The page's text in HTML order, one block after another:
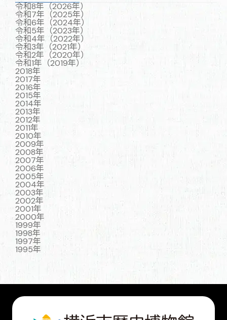
令和8年（2026年）
令和7年（2025年）
令和6年（2024年）
令和5年（2023年）
令和4年（2022年）
令和3年（2021年）
令和2年（2020年）
令和1年（2019年）
2018年
2017年
2016年
2015年
2014年
2013年
2012年
2011年
2010年
2009年
2008年
2007年
2006年
2005年
2004年
2003年
2002年
2001年
2000年
1999年
1998年
1997年
1995年